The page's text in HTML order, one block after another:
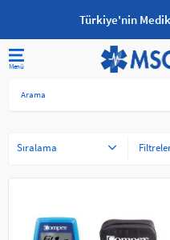
Türkiye'nin
Sıralama